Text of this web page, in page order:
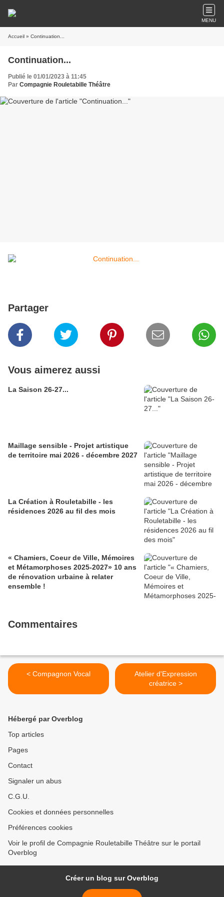
MENU
Accueil » Continuation...
Continuation...
Publié le 01/01/2023 à 11:45
Par Compagnie Rouletabille Théâtre
Partager
Vous aimerez aussi
La Saison 26-27...
Maillage sensible - Projet artistique
de territoire mai 2026 - décembre 2027
La Création à Rouletabille - les
résidences 2026 au fil des mois
« Chamiers, Coeur de Ville, Mémoires
et Métamorphoses 2025-2027» 10 ans
de rénovation urbaine à relater
ensemble !
Commentaires
< Compagnon Vocal
Atelier d'Expression
créatrice >
Hébergé par Overblog
Top articles
Pages
Contact
Signaler un abus
C.G.U.
Cookies et données personnelles
Préférences cookies
Voir le profil de Compagnie Rouletabille Théâtre sur le portail
Overblog
Créer un blog sur Overblog